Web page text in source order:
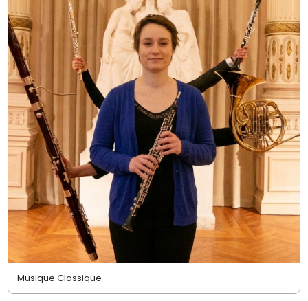
Musique Classique